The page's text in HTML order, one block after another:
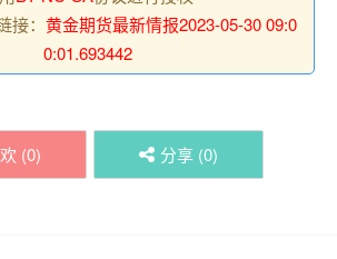
： 黄金期货最新情报2023-05-30 09:0
0:01.693442
(0) 分享 (0)